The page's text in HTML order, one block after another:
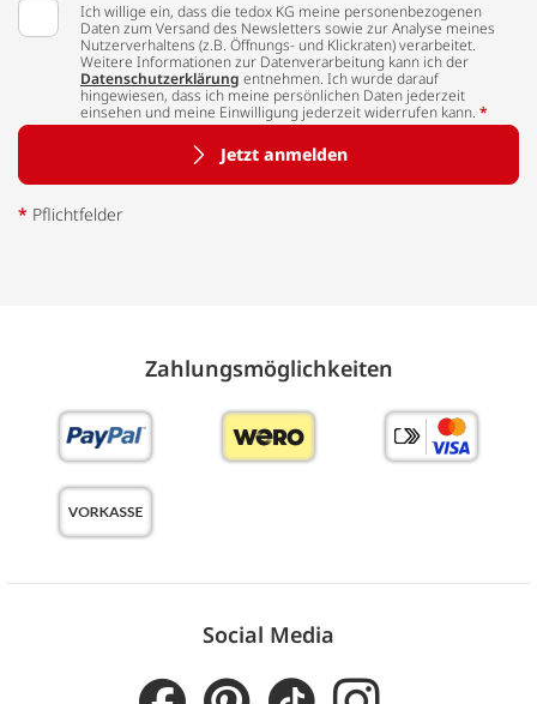
Ich willige ein, dass die tedox KG meine personenbezogenen
Daten zum Versand des Newsletters sowie zur Analyse meines
Nutzerverhaltens (z.B. Öffnungs- und Klickraten) verarbeitet.
Weitere Informationen zur Datenverarbeitung kann ich der
Datenschutzerklärung entnehmen. Ich wurde darauf
hingewiesen, dass ich meine persönlichen Daten jederzeit
einsehen und meine Einwilligung jederzeit widerrufen kann. *
Jetzt anmelden
* Pflichtfelder
Zahlungs­möglich­keiten
Social Media